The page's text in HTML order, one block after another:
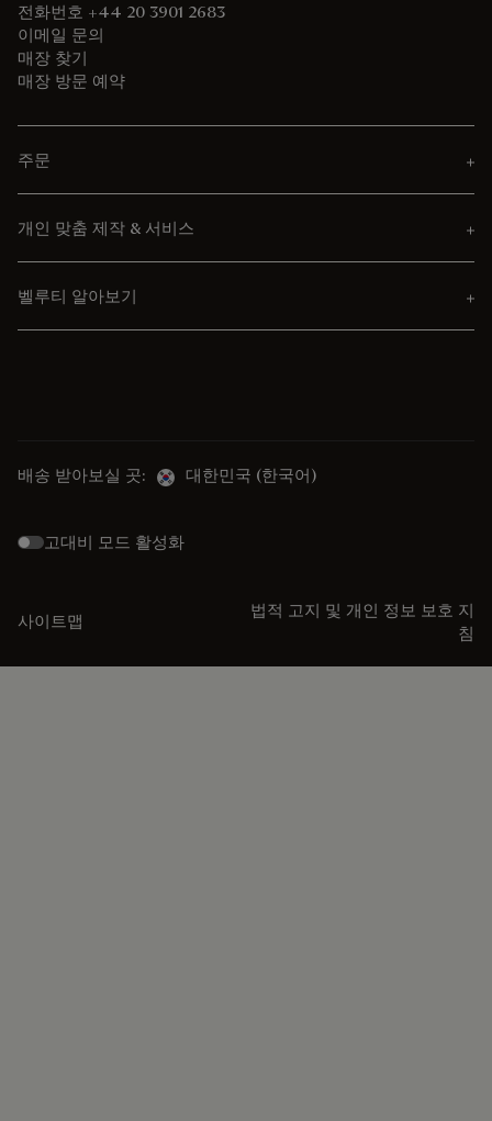
전화번호 +44 20 3901 2683
이메일 문의
매장 찾기
매장 방문 예약
주문
개인 맞춤 제작 & 서비스
벨루티 알아보기
배송 받아보실 곳: 대한민국 (한국어)
고대비 모드 활성화
사이트맵
법적 고지 및 개인 정보 보호 지
침